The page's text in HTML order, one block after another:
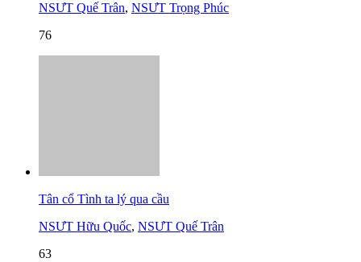
NSƯT Quế Trân, NSƯT Trọng Phúc
76
Tân cổ Tình ta lý qua cầu
NSƯT Hữu Quốc, NSƯT Quế Trân
63